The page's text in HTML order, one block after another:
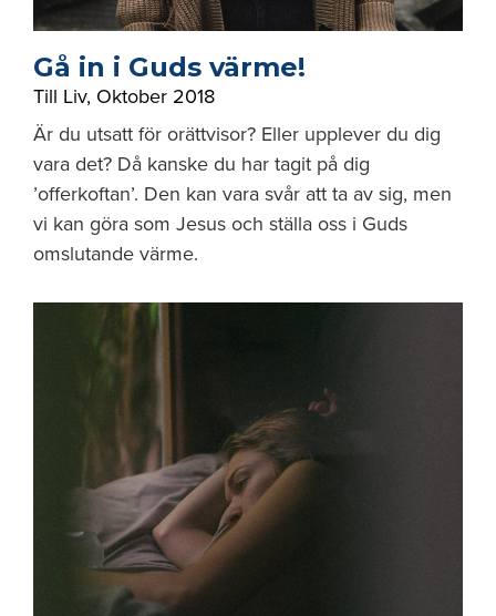
Gå in i Guds värme!
Till Liv, Oktober 2018
Är du utsatt för orättvisor? Eller upplever du dig
vara det? Då kanske du har tagit på dig
’offerkoftan’. Den kan vara svår att ta av sig, men
vi kan göra som Jesus och ställa oss i Guds
omslutande värme.